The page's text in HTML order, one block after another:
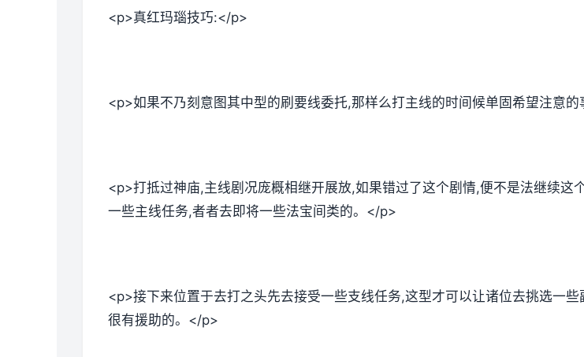
<p>真红玛瑙技巧:</p>
<p>如果不乃刻意图其中型的刷要线委托,那样么打主线的时间候单固希望注意
<p>打抵过神庙,主线剧况庞概相继开展放,如果错过了这个剧情,便不是法继续
一些主线任务,者者去即将一些法宝间类的。</p>
<p>接下来位置于去打之头先去接受一些支线任务,这型才可以让诸位去挑选一
很有援助的。</p>